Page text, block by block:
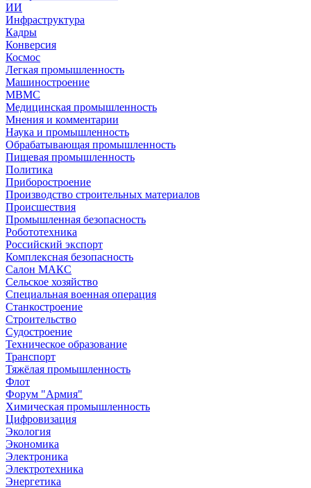
ИИ
Инфраструктура
Кадры
Конверсия
Космос
Легкая промышленность
Машиностроение
МВМС
Медицинская промышленность
Мнения и комментарии
Наука и промышленность
Обрабатывающая промышленность
Пищевая промышленность
Политика
Приборостроение
Производство строительных материалов
Происшествия
Промышленная безопасность
Робототехника
Российский экспорт
Комплексная безопасность
Салон МАКС
Сельское хозяйство
Специальная военная операция
Станкостроение
Строительство
Судостроение
Техническое образование
Транспорт
Тяжёлая промышленность
Флот
Форум "Армия"
Химическая промышленность
Цифровизация
Экология
Экономика
Электроника
Электротехника
Энергетика